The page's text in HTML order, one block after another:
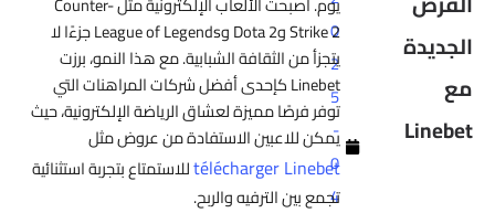
الجديدة
مع
Linebet
0
Strike 2 وDota 2 وLeague of Legends جزءًا لا
يتجزأ من الثقافة الشبابية. مع هذا النمو، برزت
Linebet كإحدى أفضل شركات المراهنات التي
توفر فرصًا مميزة لعشاق الرياضة الإلكترونية، حيث
يمكن للاعبين الاستفادة من عروض مثل
télécharger Linebetللاستمتاع بتجربة استثنائية
تجمع بين الترفيه والربح.